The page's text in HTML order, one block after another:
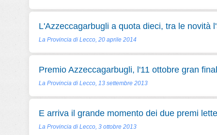
L'Azzeccagarbugli a quota dieci, tra le novità
La Provincia di Lecco, 20 aprile 2014
Premio Azzeccagarbugli, l'11 ottobre gran
La Provincia di Lecco, 13 settembre 2013
E arriva il grande momento dei due premi
La Provincia di Lecco, 3 ottobre 2013